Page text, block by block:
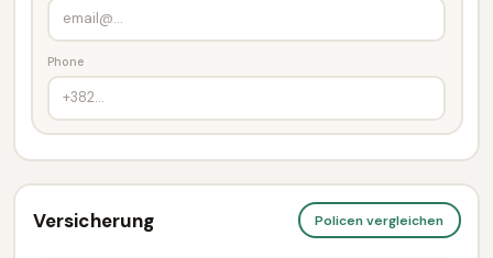
Phone
Versicherung Policen vergleichen